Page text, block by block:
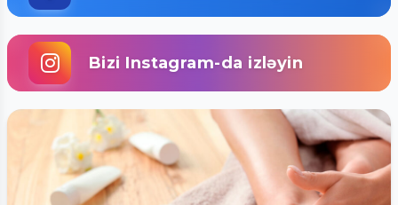
Bizi Instagram-da izləyin